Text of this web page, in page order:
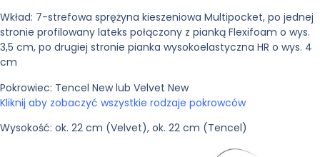
Wkład: 7-strefowa sprężyna kieszeniowa Multipocket, po jednej
stronie profilowany lateks połączony z pianką Flexifoam o wys.
3,5 cm, po drugiej stronie pianka wysokoelastyczna HR o wys. 4
cm
Pokrowiec: Tencel New lub Velvet New
Kliknij aby zobaczyć wszystkie rodzaje pokrowców
Wysokość: ok. 22 cm (Velvet), ok. 22 cm (Tencel)